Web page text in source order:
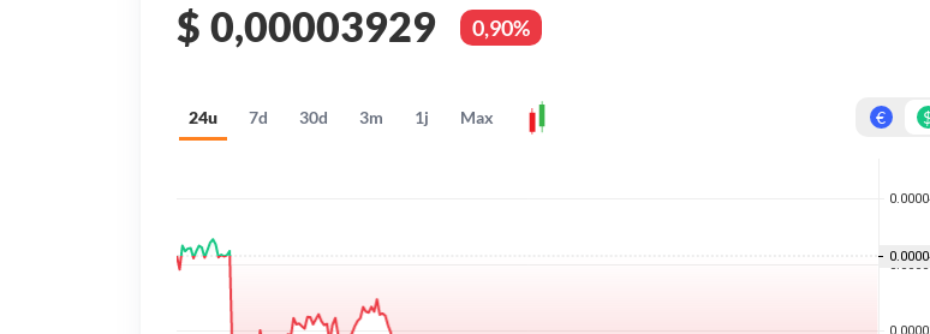
$ 0,00003929 0,90%
24u 7d 30d 3m 1j Max €